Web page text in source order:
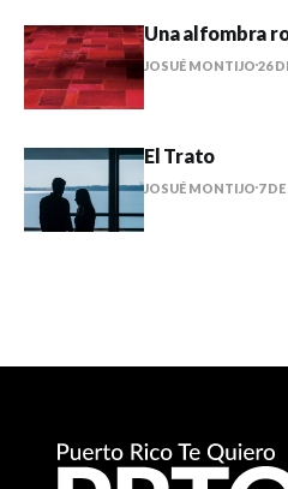
Una alfombra
JOSUÉ MONTIJO 26
El Trato
JOSUÉ MONTIJO 7